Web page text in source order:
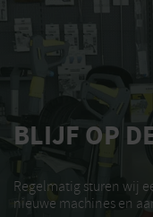
BLIJF OP
Regelmatig sturen wij
nieuwe machines en